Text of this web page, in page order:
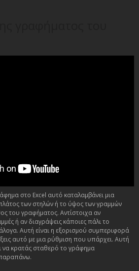
στο Excel αυτό καταλαμβάνει μια
των στηλών ή το ύψος των γραμμών
του γραφήματος. Αντίστοιχα αν
ή αν διαγράψεις κάποιες πάλι το
Αυτή είναι η εξορισμού συμπεριφορά
αυτό με μια ρύθμιση που υπάρχει. Αυτή
να κρατάς σταθερό το γράφημα